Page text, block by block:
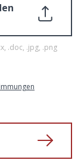
.doc, .jpg, .png